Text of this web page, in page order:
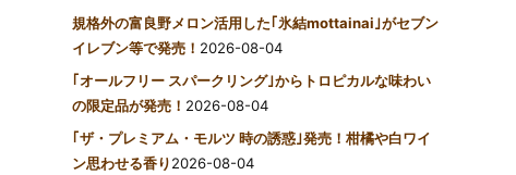
規格外の富良野メロン活用した｢氷結mottainai｣がセブン
イレブン等で発売！ 2026-08-04
｢オールフリー スパークリング｣からトロピカルな味わい
の限定品が発売！ 2026-08-04
｢ザ・プレミアム・モルツ 時の誘惑｣発売！柑橘や白ワイ
ン思わせる香り2026-08-04